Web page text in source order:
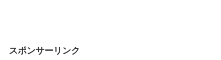
スポンサーリンク